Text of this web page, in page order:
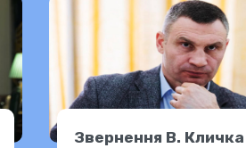
Звернення В. Кличка